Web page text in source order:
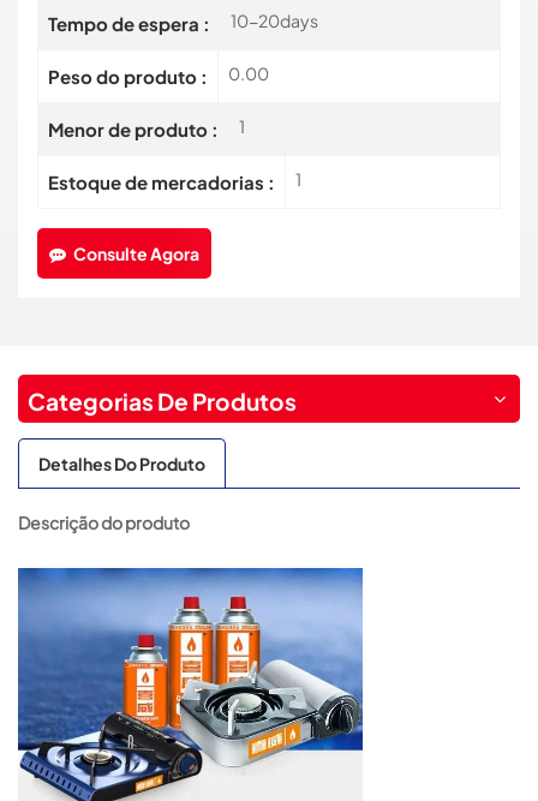
Tempo de espera : 10-20days
Peso do produto : 0.00
Menor de produto : 1
Estoque de mercadorias : 1
Consulte Agora
Categorias De Produtos
Detalhes Do Produto
Descrição do produto